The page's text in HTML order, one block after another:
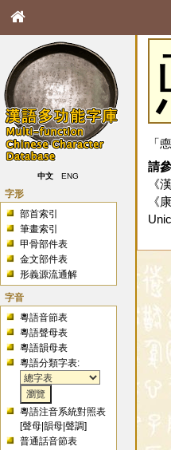
中文 ENG
字形
部首索引
筆畫索引
甲骨部件表
金文部件表
形義源流通解
字音
粵語音節表
粵語聲母表
粵語韻母表
粵語分類字表:
粵語注音系統對照表
[聲母 |韻母 |聲調]
普通話音節表
「
請
《
《